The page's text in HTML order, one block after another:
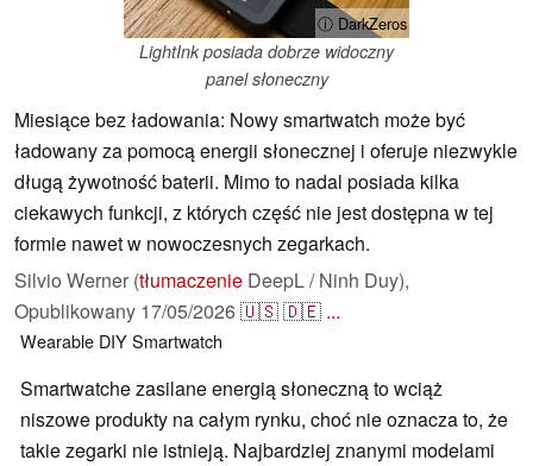
ⓘ DarkZeros
LightInk posiada dobrze widoczny
panel słoneczny
Miesiące bez ładowania: Nowy smartwatch może być
ładowany za pomocą energii słonecznej i oferuje niezwykle
długą żywotność baterii. Mimo to nadal posiada kilka
ciekawych funkcji, z których część nie jest dostępna w tej
formie nawet w nowoczesnych zegarkach.
Silvio Werner (tłumaczenie DeepL / Ninh Duy),
Opublikowany 17/05/2026🇺🇸🇩🇪 ...
Wearable DIYSmartwatch
Smartwatche zasilane energią słoneczną to wciąż
niszowe produkty na całym rynku, choć nie oznacza to, że
takie zegarki nie istnieją. Najbardziej znanymi modelami